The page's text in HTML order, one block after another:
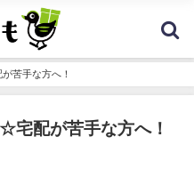
苦手な方へ！
配が苦手な方へ！